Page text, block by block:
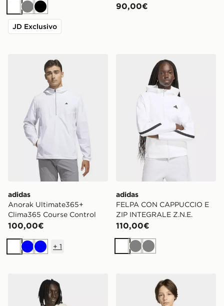
Bianco
Grigio
Nero
JD Exclusivo
90,00€
adidas Anorak Ultimate365+ Clima365 Course Control
adidas
Anorak Ultimate365+
Clima365 Course Control
100,00€
Bianco
BluBlu
+ 1
adidas FELPA CON
adidas
FELPA CON CAPPUCCIO E
ZIP INTEGRALE Z.N.E.
110,00€
Bianco
GrigioGrigio
adidas Felpa Mascot Coppa Del Mondo Fifa 26™
adidas Felpa Mascot